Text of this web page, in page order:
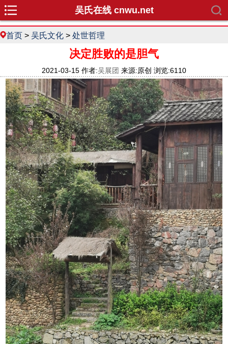
吴氏在线 cnwu.net
首页 > 吴氏文化 > 处世哲理
决定胜败的是胆气
2021-03-15 作者:吴展团 来源:原创 浏览:6110